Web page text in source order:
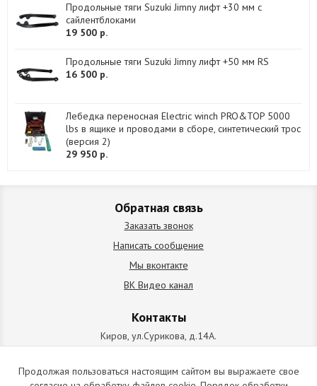
Продольные тяги Suzuki Jimny лифт +30 мм с
сайлентблоками
19 500 р.
Продольные тяги Suzuki Jimny лифт +50 мм RS
16 500 р.
Лебедка переносная Electric winch PRO&TOP 5000
lbs в ящике и проводами в сборе, синтетический трос
(версия 2)
29 950 р.
Обратная связь
Заказать звонок
Написать сообщение
Мы вконтакте
ВК Видео канал
Контакты
Киров, ул.Сурикова, д.14А.
схема проезда
+7 (912) 827-92-55
Продолжая пользоваться настоящим сайтом вы выражаете свое